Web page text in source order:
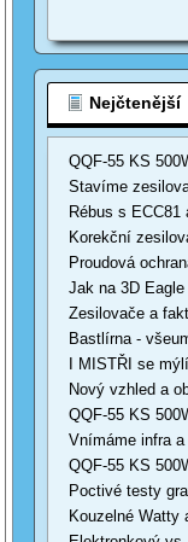
Nejčtenější
QQF-55 KS
Stavíme
Rébus s ECC81
Korekční
Proudová
Jak na 3D Eagle
Zesilovače a
Bastlírna -
I MISTŘI se
Nový vzhled a
QQF-55 KS
Vnímáme infra
QQF-55 KS
Poctivé testy
Kouzelné Watty